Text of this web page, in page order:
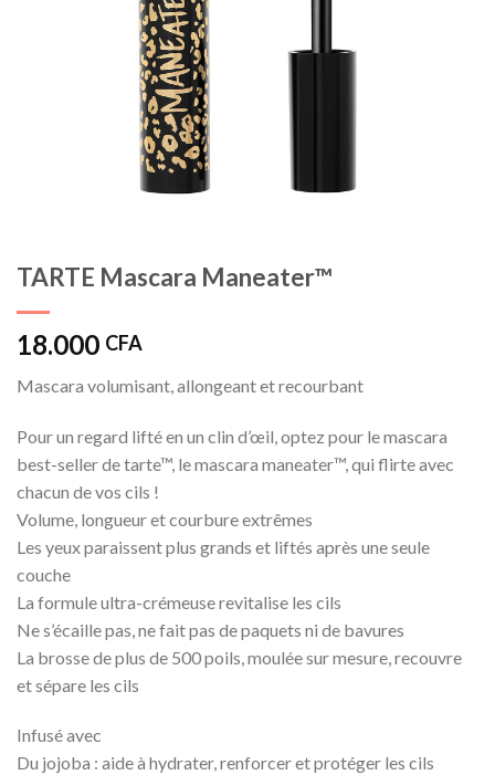
TARTE Mascara Maneater™
18.000 CFA
Mascara volumisant, allongeant et recourbant
Pour un regard lifté en un clin d’œil, optez pour le mascara
best-seller de tarte™, le mascara maneater™, qui flirte avec
chacun de vos cils !
Volume, longueur et courbure extrêmes
Les yeux paraissent plus grands et liftés après une seule
couche
La formule ultra-crémeuse revitalise les cils
Ne s’écaille pas, ne fait pas de paquets ni de bavures
La brosse de plus de 500 poils, moulée sur mesure, recouvre
et sépare les cils
Infusé avec
Du jojoba : aide à hydrater, renforcer et protéger les cils